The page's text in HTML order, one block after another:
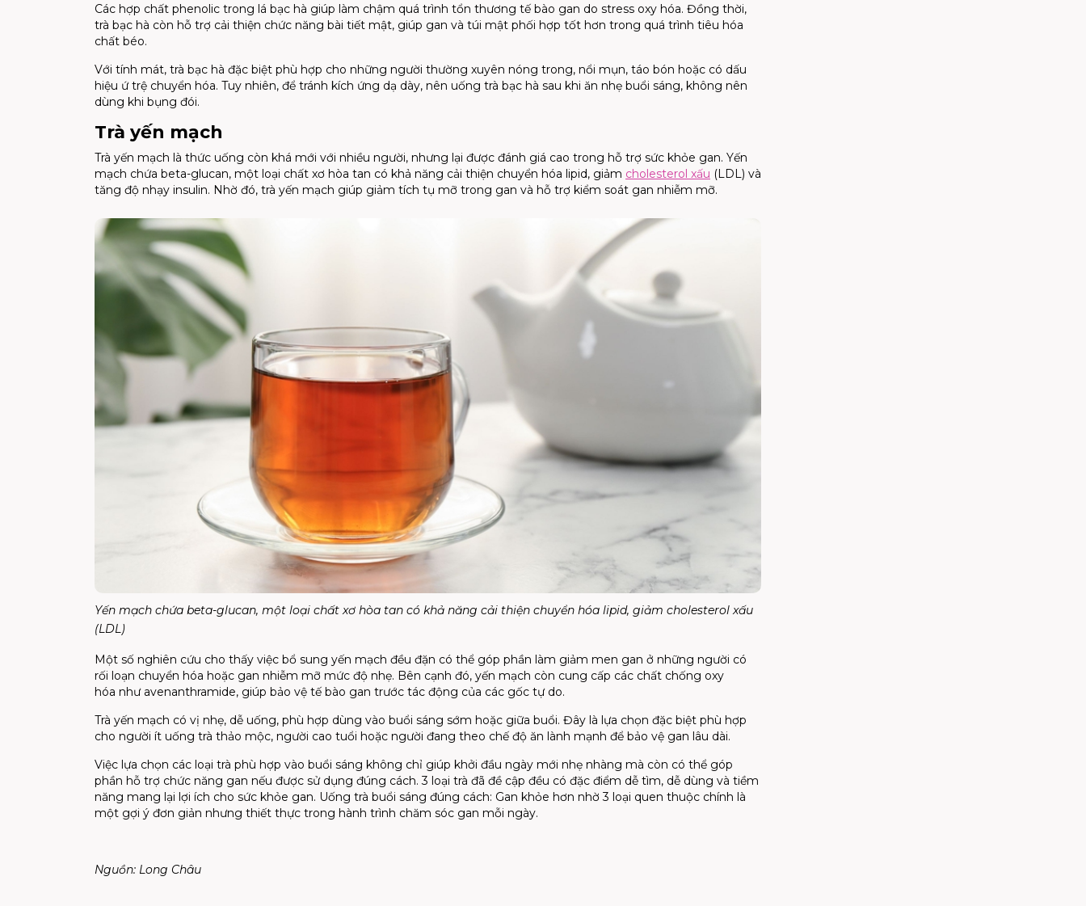
Các hợp chất phenolic trong lá bạc hà giúp làm chậm quá trình tổn thương tế bào gan do stress oxy hóa. Đồng thời,
trà bạc hà còn hỗ trợ cải thiện chức năng bài tiết mật, giúp gan và túi mật phối hợp tốt hơn trong quá trình tiêu hóa
chất béo.
Với tính mát, trà bạc hà đặc biệt phù hợp cho những người thường xuyên nóng trong, nổi mụn, táo bón hoặc có dấu
hiệu ứ trệ chuyển hóa. Tuy nhiên, để tránh kích ứng dạ dày, nên uống trà bạc hà sau khi ăn nhẹ buổi sáng, không nên
dùng khi bụng đói.
Trà yến mạch
Trà yến mạch là thức uống còn khá mới với nhiều người, nhưng lại được đánh giá cao trong hỗ trợ sức khỏe gan. Yến
mạch chứa beta-glucan, một loại chất xơ hòa tan có khả năng cải thiện chuyển hóa lipid, giảm cholesterol xấu (LDL) và
tăng độ nhạy insulin. Nhờ đó, trà yến mạch giúp giảm tích tụ mỡ trong gan và hỗ trợ kiểm soát gan nhiễm mỡ.
Yến mạch chứa beta-glucan, một loại chất xơ hòa tan có khả năng cải thiện chuyển hóa lipid, giảm cholesterol xấu
(LDL)
Một số nghiên cứu cho thấy việc bổ sung yến mạch đều đặn có thể góp phần làm giảm men gan ở những người có
rối loạn chuyển hóa hoặc gan nhiễm mỡ mức độ nhẹ. Bên cạnh đó, yến mạch còn cung cấp các chất chống oxy
hóa như avenanthramide, giúp bảo vệ tế bào gan trước tác động của các gốc tự do.
Trà yến mạch có vị nhẹ, dễ uống, phù hợp dùng vào buổi sáng sớm hoặc giữa buổi. Đây là lựa chọn đặc biệt phù hợp
cho người ít uống trà thảo mộc, người cao tuổi hoặc người đang theo chế độ ăn lành mạnh để bảo vệ gan lâu dài.
Việc lựa chọn các loại trà phù hợp vào buổi sáng không chỉ giúp khởi đầu ngày mới nhẹ nhàng mà còn có thể góp
phần hỗ trợ chức năng gan nếu được sử dụng đúng cách. 3 loại trà đã đề cập đều có đặc điểm dễ tìm, dễ dùng và tiềm
năng mang lại lợi ích cho sức khỏe gan. Uống trà buổi sáng đúng cách: Gan khỏe hơn nhờ 3 loại quen thuộc chính là
một gợi ý đơn giản nhưng thiết thực trong hành trình chăm sóc gan mỗi ngày.
Nguồn: Long Châu